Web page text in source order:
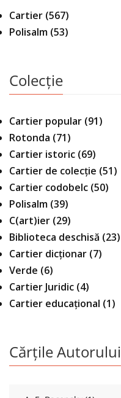
Cartier (567)
Polisalm (53)
Colecție
Cartier popular (91)
Rotonda (71)
Cartier istoric (69)
Cartier de colecție (51)
Cartier codobelc (50)
Polisalm (39)
C(art)ier (29)
Biblioteca deschisă (23)
Cartier dicționar (7)
Verde (6)
Cartier Juridic (4)
Cartier educațional (1)
Cărțile Autorului